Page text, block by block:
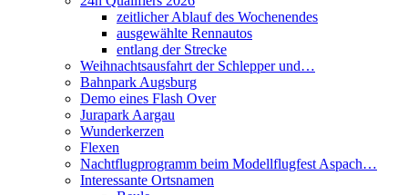
zeitlicher Ablauf des Wochenendes
ausgewählte Rennautos
entlang der Strecke
Weihnachtsausfahrt der Schlepper und…
Bahnpark Augsburg
Demo eines Flash Over
Jurapark Aargau
Wunderkerzen
Flexen
Nachtflugprogramm beim Modellflugfest Aspach…
Interessante Ortsnamen